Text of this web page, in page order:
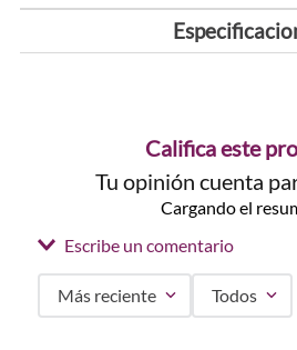
Califica este
Tu opinión cuenta
Cargando el
Escribe un comentario
Más reciente Todos